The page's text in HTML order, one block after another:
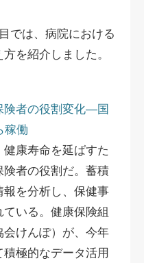
では、病院における
を紹介しました。
険者の役割変化―国
稼働
康寿命を延ばすた
者の役割だ。蓄積
報を分析し、保健事
いる。健康保険組
けんぽ）が、今年
極的なデータ活用